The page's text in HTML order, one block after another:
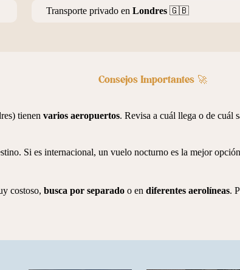
Transporte privado en Londres🇬🇧
Consejos Importantes 🚀
tienen varios aeropuertos. Revisa a cuál llega o de cuál
Si es internacional, un vuelo nocturno es la mejor
costoso, busca por separado o en diferentes aerolíneas.